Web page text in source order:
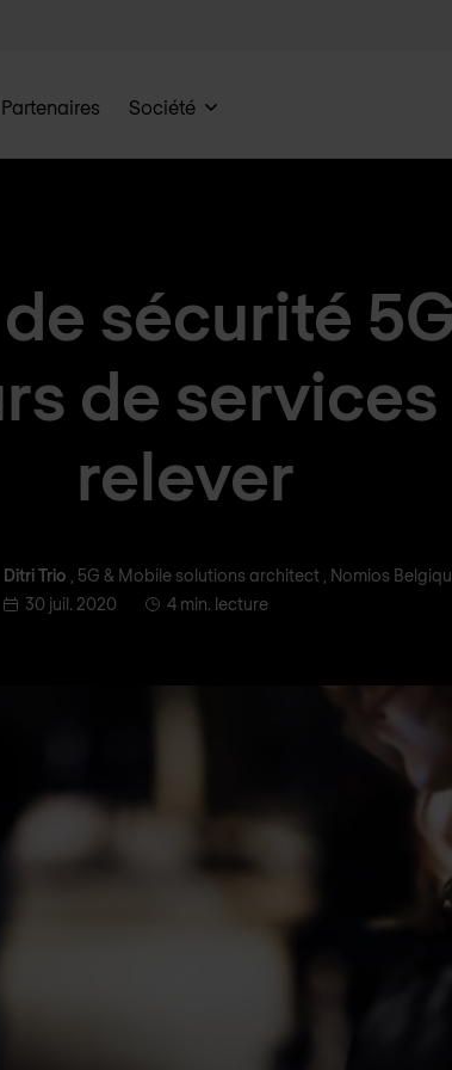
Partenaires Société
sécurité
de
relever
Ditri Trio , 5G & Mobile solutions architect , Nomios
30 juil. 2020
4 min. lecture